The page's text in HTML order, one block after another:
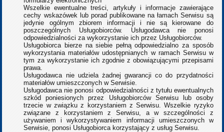
Wszelkie ewentualne treści, artykuły i informacje zawierające
cechy wskazówek lub porad publikowane na łamach Serwisu są
jedynie ogólnym zbiorem informacji i nie są kierowane do
poszczególnych Usługobiorców. Usługodawca nie ponosi
odpowiedzialności za wykorzystanie ich przez Usługobiorców.
Usługobiorca bierze na siebie pełną odpowiedzialno za sposób
wykorzystania materiałów udostępnianych w ramach Serwisu w
tym za wykorzystanie ich zgodnie z obowiązującymi przepisami
prawa.
Usługodawca nie udziela żadnej gwarancji co do przydatności
materiałów umieszczonych w Serwisie.
Usługodawca nie ponosi odpowiedzialności z tytułu ewentualnych
szkód poniesionych przez Usługobiorców Serwisu lub osoby
trzecie w związku z korzystaniem z Serwisu. Wszelkie ryzyko
związane z korzystaniem z Serwisu, a w szczególności z
używaniem i wykorzystywaniem informacji umieszczonych w
Serwisie, ponosi Usługobiorca korzystający z usług Serwisu.